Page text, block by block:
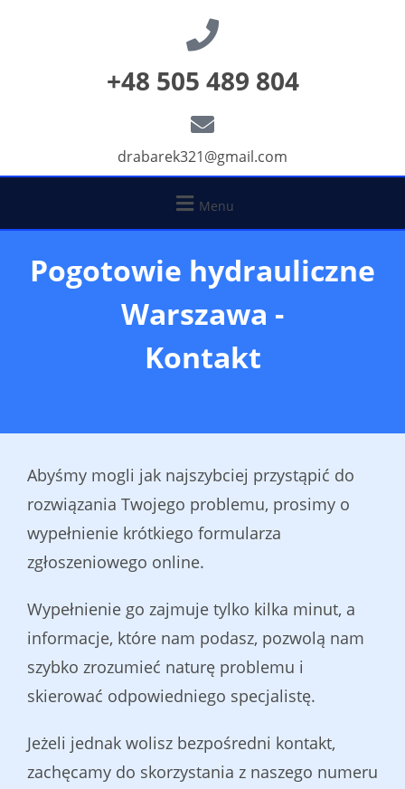
+48 505 489 804
drabarek321@gmail.com
Menu
Pogotowie hydrauliczne
Warszawa -
Kontakt
Abyśmy mogli jak najszybciej przystąpić do
rozwiązania Twojego problemu, prosimy o
wypełnienie krótkiego formularza
zgłoszeniowego online.
Wypełnienie go zajmuje tylko kilka minut, a
informacje, które nam podasz, pozwolą nam
szybko zrozumieć naturę problemu i
skierować odpowiedniego specjalistę.
Jeżeli jednak wolisz bezpośredni kontakt,
zachęcamy do skorzystania z naszego numeru